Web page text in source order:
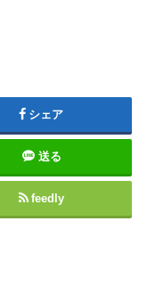
シェア
送る
feedly